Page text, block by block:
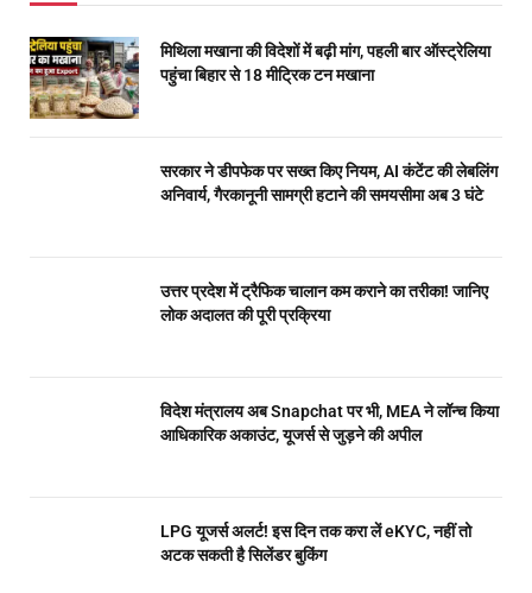
मिथिला मखाना की विदेशों में बढ़ी मांग, पहली बार ऑस्ट्रेलिया
पहुंचा बिहार से 18 मीट्रिक टन मखाना
सरकार ने डीपफेक पर सख्त किए नियम, AI कंटेंट की लेबलिंग
अनिवार्य, गैरकानूनी सामग्री हटाने की समयसीमा अब 3 घंटे
उत्तर प्रदेश में ट्रैफिक चालान कम कराने का तरीका! जानिए
लोक अदालत की पूरी प्रक्रिया
विदेश मंत्रालय अब Snapchat पर भी, MEA ने लॉन्च किया
आधिकारिक अकाउंट, यूजर्स से जुड़ने की अपील
LPG यूजर्स अलर्ट! इस दिन तक करा लें eKYC, नहीं तो
अटक सकती है सिलेंडर बुकिंग